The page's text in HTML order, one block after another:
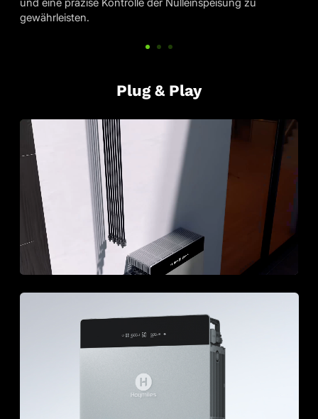
Photovoltaikanlage zu erhalten.
Plug & Play